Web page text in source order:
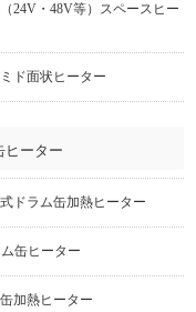
24V・48V等）スペースヒー
ド面状ヒーター
ヒーター
ドラム缶加熱ヒーター
缶ヒーター
加熱ヒーター